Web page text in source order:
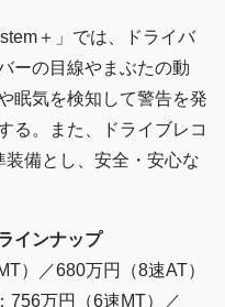
＋」では、ドライバ
ーの目線やまぶたの動
眠気を検知して警告を発
る。また、ドライブレコ
備とし、安全・安心な
インナップ
）／680万円（8速AT）
756万円（6速MT）／